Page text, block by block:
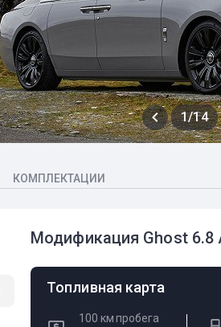
1/14
КОМПЛЕКТАЦИИ
Модификация Ghost 6.8
Топливная карта
100 км пробега